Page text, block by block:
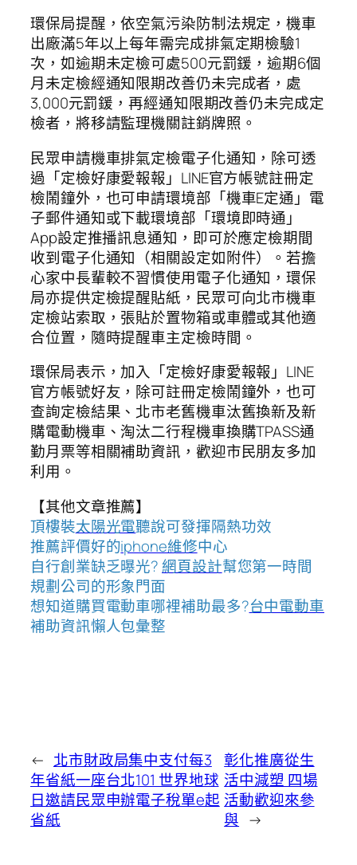
環保局提醒，依空氣污染防制法規定，機車
出廠滿5年以上每年需完成排氣定期檢驗1
次，如逾期未定檢可處500元罰鍰，逾期6個
月未定檢經通知限期改善仍未完成者，處
3,000元罰鍰，再經通知限期改善仍未完成定
檢者，將移請監理機關註銷牌照。
民眾申請機車排氣定檢電子化通知，除可透
過「定檢好康愛報報」LINE官方帳號註冊定
檢鬧鐘外，也可申請環境部「機車E定通」電
子郵件通知或下載環境部「環境即時通」
App設定推播訊息通知，即可於應定檢期間
收到電子化通知（相關設定如附件）。若擔
心家中長輩較不習慣使用電子化通知，環保
局亦提供定檢提醒貼紙，民眾可向北市機車
定檢站索取，張貼於置物箱或車體或其他適
合位置，隨時提醒車主定檢時間。
環保局表示，加入「定檢好康愛報報」LINE
官方帳號好友，除可註冊定檢鬧鐘外，也可
查詢定檢結果、北市老舊機車汰舊換新及新
購電動機車、淘汰二行程機車換購TPASS通
勤月票等相關補助資訊，歡迎市民朋友多加
利用。
【其他文章推薦】
頂樓裝太陽光電聽說可發揮隔熱功效
推薦評價好的iphone維修中心
自行創業缺乏曝光? 網頁設計幫您第一時間
規劃公司的形象門面
想知道購買電動車哪裡補助最多?台中電動車
補助資訊懶人包彙整
← 北市財政局集中支付每3
年省紙一座台北101 世界地球
日邀請民眾申辦電子稅單e起
省紙
彰化推廣從生
活中減塑 四場
活動歡迎來參
與 →